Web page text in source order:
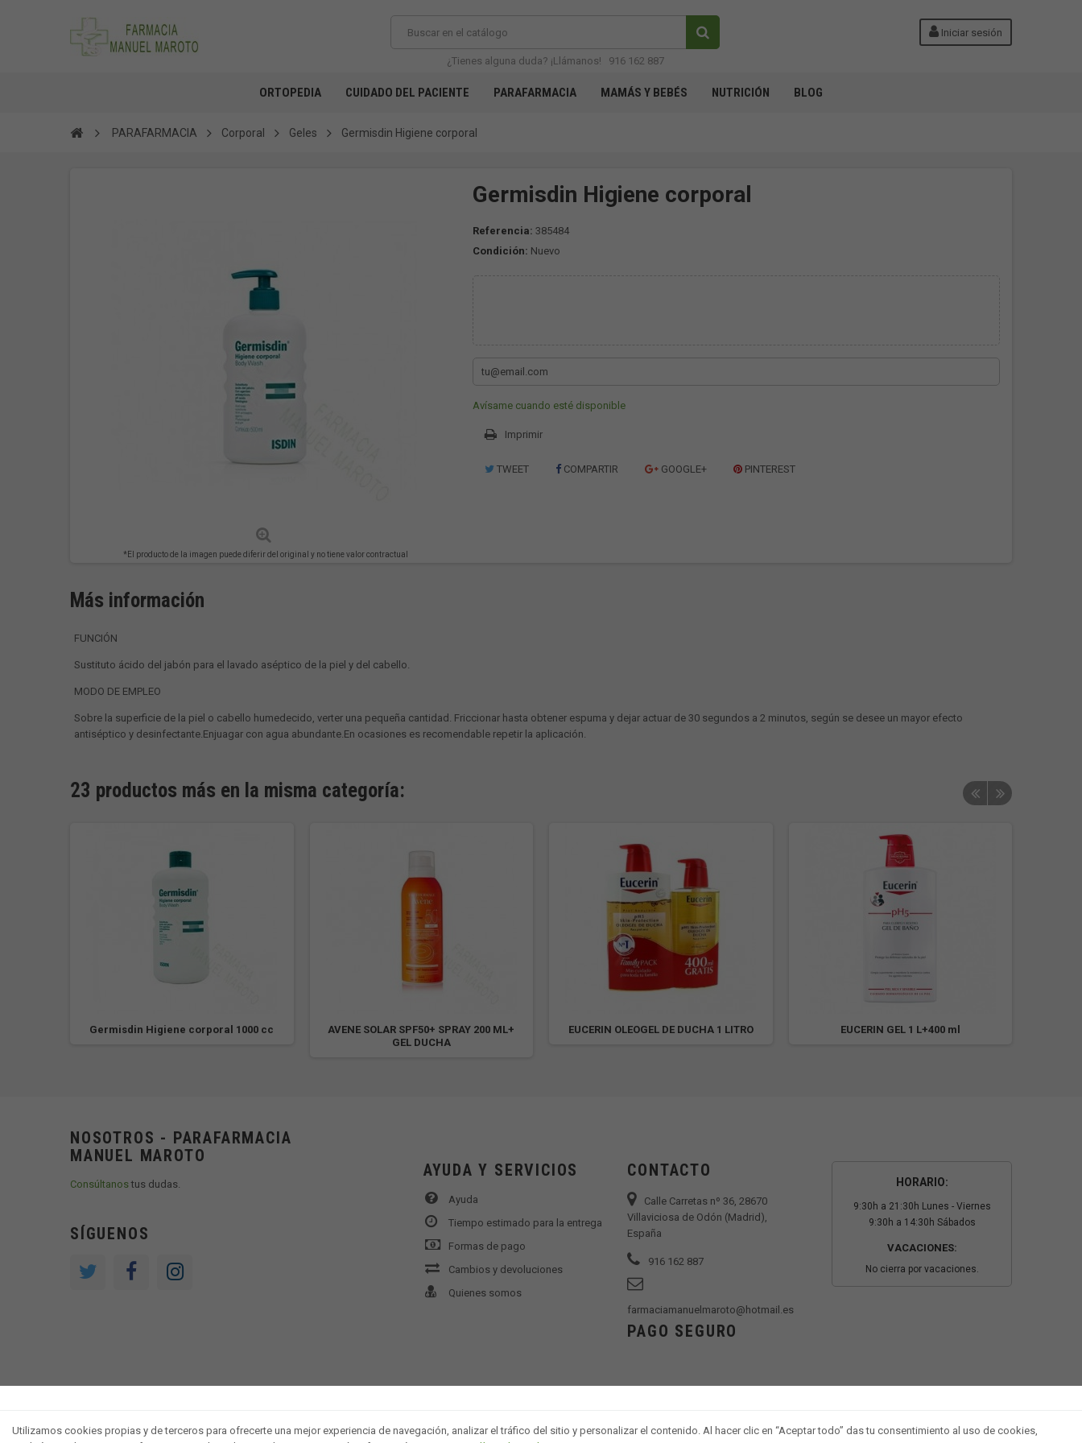
Iniciar sesión
¿Tienes alguna duda? ¡Llámanos! 916 162 887
ORTOPEDIA CUIDADO DEL PACIENTE PARAFARMACIA MAMÁS Y BEBÉS NUTRICIÓN BLOG
PARAFARMACIA Corporal Geles Germisdin Higiene corporal
*El producto de la imagen puede diferir del original y no tiene valor contractual
Germisdin Higiene corporal
Referencia: 385484
Condición: Nuevo
Avísame cuando esté disponible
Imprimir
TWEET COMPARTIR GOOGLE+ PINTEREST
Más información
FUNCIÓN
Sustituto ácido del jabón para el lavado aséptico de la piel y del cabello.
MODO DE EMPLEO
Sobre la superficie de la piel o cabello humedecido, verter una pequeña cantidad. Friccionar hasta obtener espuma y dejar actuar de 30 segundos a 2 minutos, según se desee un mayor efecto
antiséptico y desinfectante.Enjuagar con agua abundante.En ocasiones es recomendable repetir la aplicación.
23 productos más en la misma categoría:
Germisdin Higiene corporal 1000 cc
AVENE SOLAR SPF50+ SPRAY 200 ML+
GEL DUCHA
EUCERIN OLEOGEL DE DUCHA 1 LITRO EUCERIN GEL 1 L+400 ml
NOSOTROS - PARAFARMACIA
MANUEL MAROTO
Consúltanostus dudas.
SÍGUENOS
AYUDA Y SERVICIOS
Ayuda
Tiempo estimado para la entrega
Formas de pago
Cambios y devoluciones
Quienes somos
CONTACTO
Calle Carretas nº 36, 28670
Villaviciosa de Odón (Madrid),
España
916 162 887
farmaciamanuelmaroto@hotmail.es
HORARIO:
9:30h a 21:30h Lunes - Viernes
9:30h a 14:30h Sábados
VACACIONES:
No cierra por vacaciones.
PAGO SEGURO
Utilizamos cookies propias y de terceros para ofrecerte una mejor experiencia de navegación, analizar el tráfico del sitio y personalizar el contenido. Al hacer clic en “Aceptar todo” das tu consentimiento al uso de cookies,